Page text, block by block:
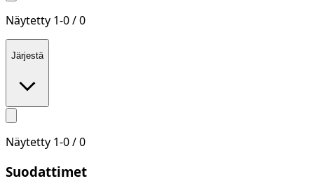
Näytetty 1-0/0
Järjestä
Näytetty 1-0/0
Suodattimet